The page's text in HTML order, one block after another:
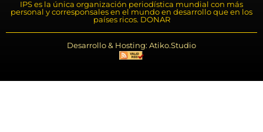
IPS es la única organización periodística mundial con más
personal y corresponsales en el mundo en desarrollo que en los
países ricos. DONAR
Desarrollo & Hosting: Atiko.Studio